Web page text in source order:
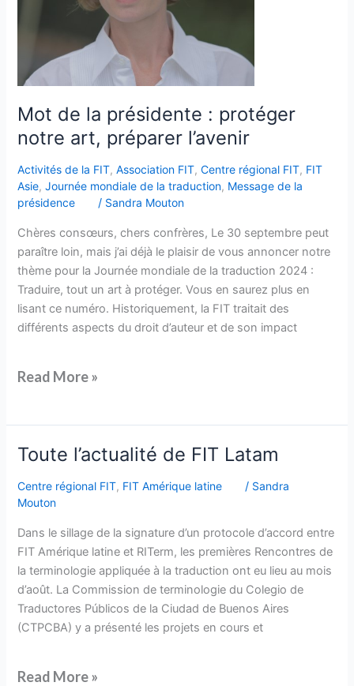
Mot de la présidente : protéger
notre art, préparer l’avenir
Activités de la FIT,Association FIT,Centre régional FIT, FIT
Asie,Journée mondiale de la traduction, Message de la
présidence
/ Sandra Mouton
Chères consœurs, chers confrères, Le 30 septembre peut
paraître loin, mais j’ai déjà le plaisir de vous annoncer notre
thème pour la Journée mondiale de la traduction 2024 :
Traduire, tout un art à protéger. Vous en saurez plus en
lisant ce numéro. Historiquement, la FIT traitait des
différents aspects du droit d’auteur et de son impact
l’avenir
Read More »
Toute l’actualité de FIT Latam
Centre régional FIT, FIT Amérique latine / Sandra
Mouton
Dans le sillage de la signature d’un protocole d’accord entre
FIT Amérique latine et RITerm, les premières Rencontres de
la terminologie appliquée à la traduction ont eu lieu au mois
d’août. La Commission de terminologie du Colegio de
Traductores Públicos de la Ciudad de Buenos Aires
(CTPCBA) y a présenté les projets en cours et
Toute
de
FIT
Latam
Read More »